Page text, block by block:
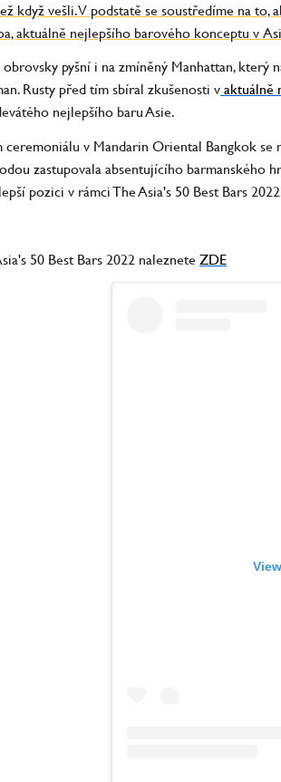
když vešli. V podstatě se soustředíme na
aktuálně nejlepšího barového konceptu v
pyšní i na zmíněný Manhattan, který
Rusty před tím sbíral zkušenosti v aktuálně
nejlepšího baru Asie.
ceremoniálu v Mandarin Oriental Bangkok se
zastupovala absentujícího barmanského
pozici v rámci The Asia's 50 Best Bars
50 Best Bars 2022 naleznete ZDE